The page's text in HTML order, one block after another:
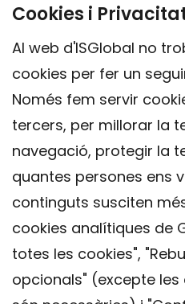
Cookies i
Al web d'ISGlobal no
cookies per fer un
Només fem servir
tercers, per millorar la
navegació, protegir la
quantes persones ens
continguts susciten
cookies analítiques de
totes les cookies",
opcionals" (excepte
Contacte